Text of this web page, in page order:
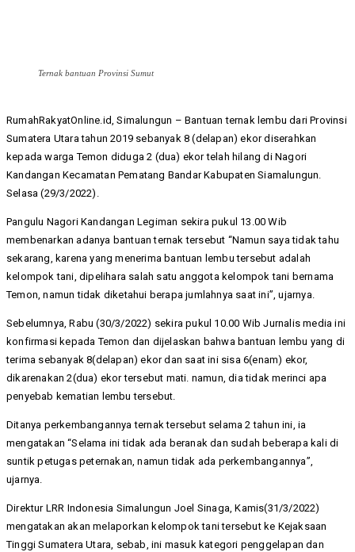
Ternak bantuan Provinsi Sumut
RumahRakyatOnline.id, Simalungun – Bantuan ternak lembu dari Provinsi
Sumatera Utara tahun 2019 sebanyak 8 (delapan) ekor diserahkan
kepada warga Temon diduga 2 (dua) ekor telah hilang di Nagori
Kandangan Kecamatan Pematang Bandar Kabupaten Siamalungun.
Selasa (29/3/2022).
Pangulu Nagori Kandangan Legiman sekira pukul 13.00 Wib
membenarkan adanya bantuan ternak tersebut “Namun saya tidak tahu
sekarang, karena yang menerima bantuan lembu tersebut adalah
kelompok tani, dipelihara salah satu anggota kelompok tani bernama
Temon, namun tidak diketahui berapa jumlahnya saat ini”, ujarnya.
Sebelumnya, Rabu (30/3/2022) sekira pukul 10.00 Wib Jurnalis media ini
konfirmasi kepada Temon dan dijelaskan bahwa bantuan lembu yang di
terima sebanyak 8(delapan) ekor dan saat ini sisa 6(enam) ekor,
dikarenakan 2(dua) ekor tersebut mati. namun, dia tidak merinci apa
penyebab kematian lembu tersebut.
Ditanya perkembangannya ternak tersebut selama 2 tahun ini, ia
mengatakan “Selama ini tidak ada beranak dan sudah beberapa kali di
suntik petugas peternakan, namun tidak ada perkembangannya”,
ujarnya.
Direktur LRR Indonesia Simalungun Joel Sinaga, Kamis(31/3/2022)
mengatakan akan melaporkan kelompok tani tersebut ke Kejaksaan
Tinggi Sumatera Utara, sebab, ini masuk kategori penggelapan dan